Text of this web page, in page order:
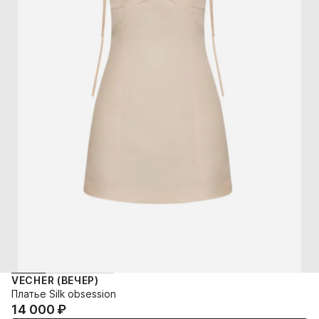
VECHER (ВЕЧЕР)
Платье Silk obsession
14 000⁠ ⁠₽